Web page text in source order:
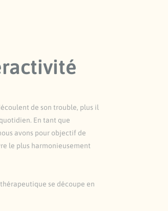
de son trouble, plus il
En tant que
avons pour objectif de
le plus harmonieusement
se découpe en